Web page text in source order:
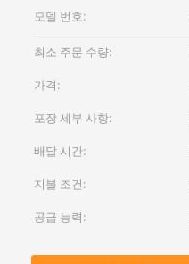
모델 번호:
최소 주문 수량:
가격:
포장 세부 사항:
배달 시간:
지불 조건:
공급 능력: